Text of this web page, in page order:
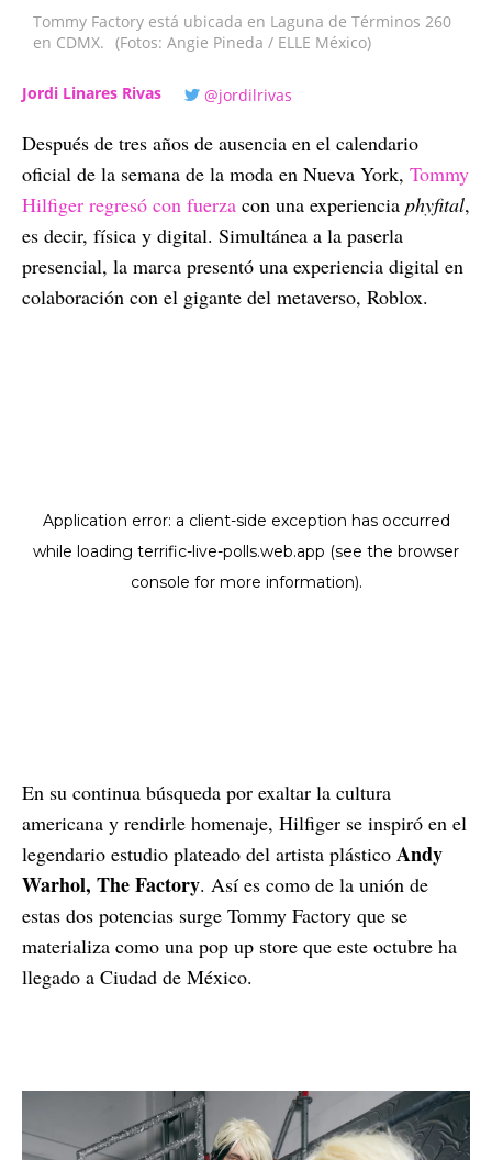
Tommy Factory está ubicada en Laguna de Términos 260
en CDMX. (Fotos: Angie Pineda / ELLE México)
Jordi Linares Rivas @jordilrivas
Después de tres años de ausencia en el calendario
oficial de la semana de la moda en Nueva York, Tommy
Hilfiger regresó con fuerza con una experiencia phyfital,
es decir, física y digital. Simultánea a la paserla
presencial, la marca presentó una experiencia digital en
colaboración con el gigante del metaverso, Roblox.
En su continua búsqueda por exaltar la cultura
americana y rendirle homenaje, Hilfiger se inspiró en el
legendario estudio plateado del artista plástico Andy
Warhol, The Factory. Así es como de la unión de
estas dos potencias surge Tommy Factory que se
materializa como una pop up store que este octubre ha
llegado a Ciudad de México.